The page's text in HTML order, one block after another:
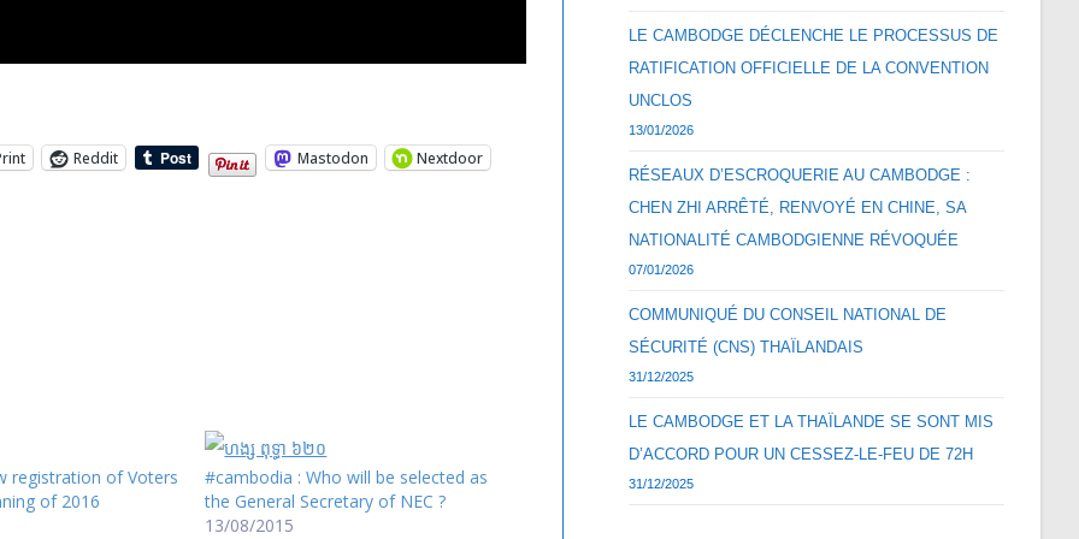
Reddit Mastodon Nextdoor
registration of Voters
of 2016
#cambodia : Who will be selected as
the General Secretary of NEC ?
13/08/2015
LE CAMBODGE DÉCLENCHE LE PROCESSUS DE
RATIFICATION OFFICIELLE DE LA CONVENTION
UNCLOS
13/01/2026
RÉSEAUX D’ESCROQUERIE AU CAMBODGE :
CHEN ZHI ARRÊTÉ, RENVOYÉ EN CHINE, SA
NATIONALITÉ CAMBODGIENNE RÉVOQUÉE
07/01/2026
COMMUNIQUÉ DU CONSEIL NATIONAL DE
SÉCURITÉ (CNS) THAÏLANDAIS
31/12/2025
LE CAMBODGE ET LA THAÏLANDE SE SONT MIS
D’ACCORD POUR UN CESSEZ-LE-FEU DE 72H
31/12/2025